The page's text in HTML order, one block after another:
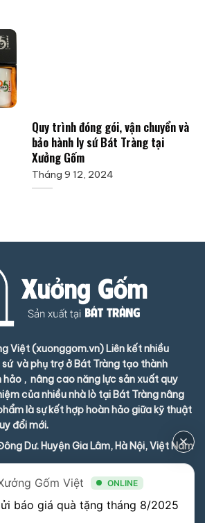
Quy trình đóng gói, vận chuyển và
bảo hành ly sứ Bát Tràng tại
Xưởng Gốm
Tháng 9 12, 2024
Việt (xuonggom.vn) Liên kết nhiều
và phụ trợ ở Bát Tràng tạo thành
hảo , nâng cao năng lực sản xuất quy
của nhiều nhà lò tại Bát Tràng nâng
là sự kết hợp hoàn hảo giữa kỹ thuật
đổi mới.
Dư. Huyện Gia Lâm, Hà Nội, Việt Nam
Hướng dẫn mua hàng
Gốm Việt ONLINE
báo giá quà tặng tháng 8/2025